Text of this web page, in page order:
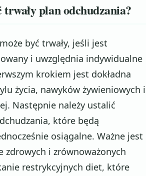
trwały plan odchudzania?
być trwały, jeśli jest
i uwzględnia indywidualne
krokiem jest dokładna
życia, nawyków żywieniowych i
Następnie należy ustalić
które będą
osiągalne. Ważne jest
zdrowych i zrównoważonych
restrykcyjnych diet, które